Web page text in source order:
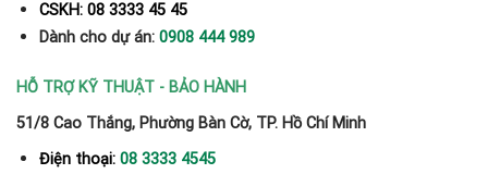
CSKH: 08 3333 45 45
Dành cho dự án: 0908 444 989
HỖ TRỢ KỸ THUẬT - BẢO HÀNH
51/8 Cao Thắng, Phường Bàn Cờ, TP. Hồ Chí Minh
Điện thoại: 08 3333 4545